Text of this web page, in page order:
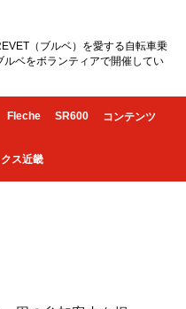
（ブルベ）を愛する自転車乗
ベをボランティアで開催してい
Fleche SR600 コンテンツ
ス近畿